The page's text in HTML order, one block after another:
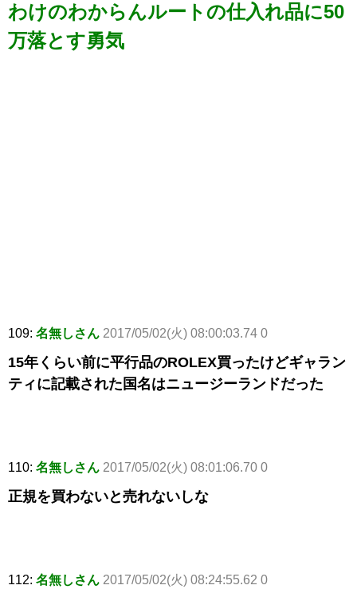
わけのわからんルートの仕入れ品に50
万落とす勇気
109: 名無しさん 2017/05/02(火) 08:00:03.74 0
15年くらい前に平行品のROLEX買ったけどギャラン
ティに記載された国名はニュージーランドだった
110: 名無しさん 2017/05/02(火) 08:01:06.70 0
正規を買わないと売れないしな
112: 名無しさん 2017/05/02(火) 08:24:55.62 0